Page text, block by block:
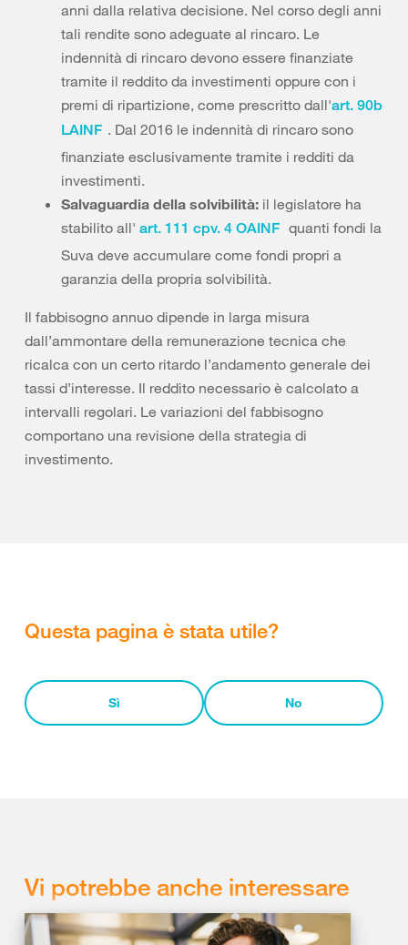
anni dalla relativa decisione. Nel corso degli anni
tali rendite sono adeguate al rincaro. Le
indennità di rincaro devono essere finanziate
tramite il reddito da investimenti oppure con i
premi di ripartizione, come prescritto dall'art. 90b
LAINF . Dal 2016 le indennità di rincaro sono
finanziate esclusivamente tramite i redditi da
investimenti.
Salvaguardia della solvibilità: il legislatore ha
stabilito all' art. 111 cpv. 4 OAINF quanti fondi la
Suva deve accumulare come fondi propri a
garanzia della propria solvibilità.
Il fabbisogno annuo dipende in larga misura
dall’ammontare della remunerazione tecnica che
ricalca con un certo ritardo l’andamento generale dei
tassi d’interesse. Il reddito necessario è calcolato a
intervalli regolari. Le variazioni del fabbisogno
comportano una revisione della strategia di
investimento.
Questa pagina è stata utile?
Sì No
Vi potrebbe anche interessare